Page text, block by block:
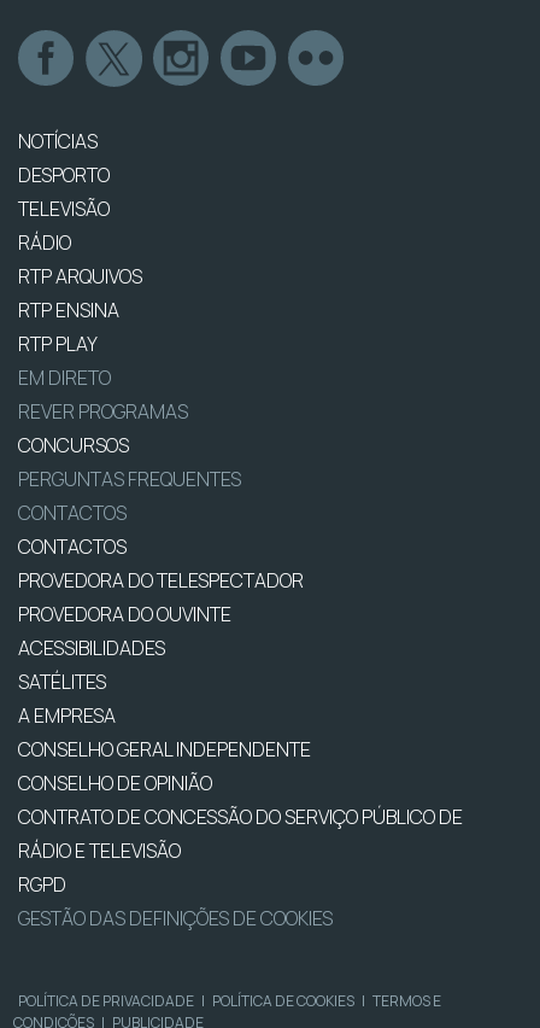
NOTÍCIAS
DESPORTO
TELEVISÃO
RÁDIO
RTP ARQUIVOS
RTP ENSINA
RTP PLAY
EM DIRETO
REVER PROGRAMAS
CONCURSOS
PERGUNTAS FREQUENTES
CONTACTOS
CONTACTOS
PROVEDORA DO TELESPECTADOR
PROVEDORA DO OUVINTE
ACESSIBILIDADES
SATÉLITES
A EMPRESA
CONSELHO GERAL INDEPENDENTE
CONSELHO DE OPINIÃO
CONTRATO DE CONCESSÃO DO SERVIÇO PÚBLICO DE
RÁDIO E TELEVISÃO
RGPD
GESTÃO DAS DEFINIÇÕES DE COOKIES
POLÍTICA DE PRIVACIDADE | POLÍTICA DE COOKIES | TERMOS E
CONDIÇÕES | PUBLICIDADE